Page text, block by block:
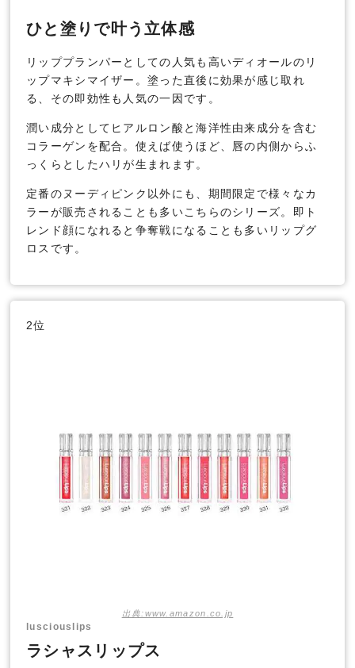
ひと塗りで叶う立体感
リッププランパーとしての人気も高いディオールのリ
ップマキシマイザー。塗った直後に効果が感じ取れ
る、その即効性も人気の一因です。
潤い成分としてヒアルロン酸と海洋性由来成分を含む
コラーゲンを配合。使えば使うほど、唇の内側からふ
っくらとしたハリが生まれます。
定番のヌーディピンク以外にも、期間限定で様々なカ
ラーが販売されることも多いこちらのシリーズ。即ト
レンド顔になれると争奪戦になることも多いリップグ
ロスです。
2位
出典:www.amazon.co.jp
lusciouslips
ラシャスリップス